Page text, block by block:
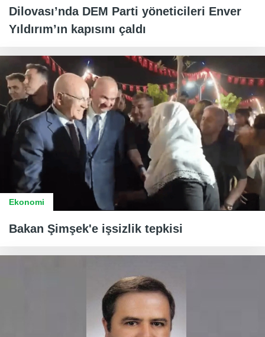
Dilovası’nda DEM Parti yöneticileri Enver
Yıldırım’ın kapısını çaldı
Ekonomi
Bakan Şimşek'e işsizlik tepkisi